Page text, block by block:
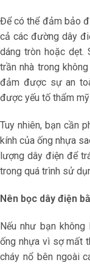
Để có thể đảm bảo
cả các đường dây
dáng tròn hoặc dẹt.
trần nhà trong
đảm được sự an
được yếu tố thẩm
Tuy nhiên, bạn cần
kính của ống nhựa
lượng dây điện để
trong quá trình sử
Nên bọc dây điện
Nếu như bạn
ống nhựa vì sợ mất
cháy nổ bên ngoài